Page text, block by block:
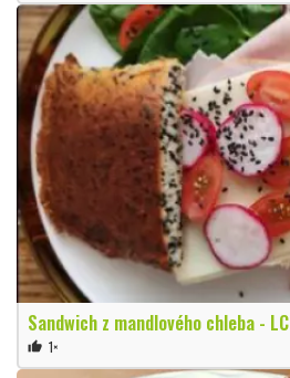
Sandwich z mandlového chleba - LC
thumb_up 1×